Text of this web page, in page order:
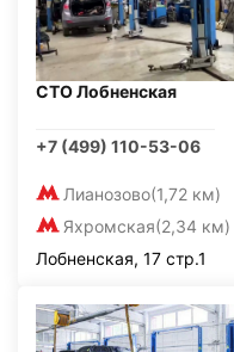
СТО Лобненская
+7 (499) 110-53-06
Лианозово(1,72 км)
Яхромская(2,34 км)
Лобненская, 17 стр.1